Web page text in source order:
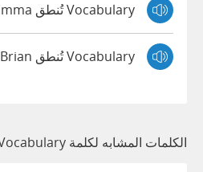
Vocabulary تُنطق Emma
Vocabulary تُنطق Brian
الكلمات المشابه لكلمة Vocabulary